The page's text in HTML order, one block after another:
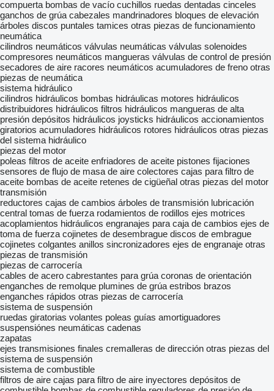
compuerta bombas de vacío cuchillos ruedas dentadas cinceles
ganchos de grúa cabezales mandrinadores bloques de elevación
árboles discos puntales tamices otras piezas de funcionamiento
neumática
cilindros neumáticos válvulas neumáticas válvulas solenoides
compresores neumáticos mangueras válvulas de control de presión
secadores de aire racores neumáticos acumuladores de freno otras
piezas de neumática
sistema hidráulico
cilindros hidráulicos bombas hidráulicas motores hidráulicos
distribuidores hidráulicos filtros hidráulicos mangueras de alta
presión depósitos hidráulicos joysticks hidráulicos accionamientos
giratorios acumuladores hidráulicos rotores hidráulicos otras piezas
del sistema hidráulico
piezas del motor
poleas filtros de aceite enfriadores de aceite pistones fijaciones
sensores de flujo de masa de aire colectores cajas para filtro de
aceite bombas de aceite retenes de cigüeñal otras piezas del motor
transmisión
reductores cajas de cambios árboles de transmisión lubricación
central tomas de fuerza rodamientos de rodillos ejes motrices
acoplamientos hidráulicos engranajes para caja de cambios ejes de
toma de fuerza cojinetes de desembrague discos de embrague
cojinetes colgantes anillos sincronizadores ejes de engranaje otras
piezas de transmisión
piezas de carrocería
cables de acero cabrestantes para grúa coronas de orientación
enganches de remolque plumines de grúa estribos brazos
enganches rápidos otras piezas de carrocería
sistema de suspensión
ruedas giratorias volantes poleas guías amortiguadores
suspensiónes neumáticas cadenas
zapatas
ejes transmisiones finales cremalleras de dirección otras piezas del
sistema de suspensión
sistema de combustible
filtros de aire cajas para filtro de aire inyectores depósitos de